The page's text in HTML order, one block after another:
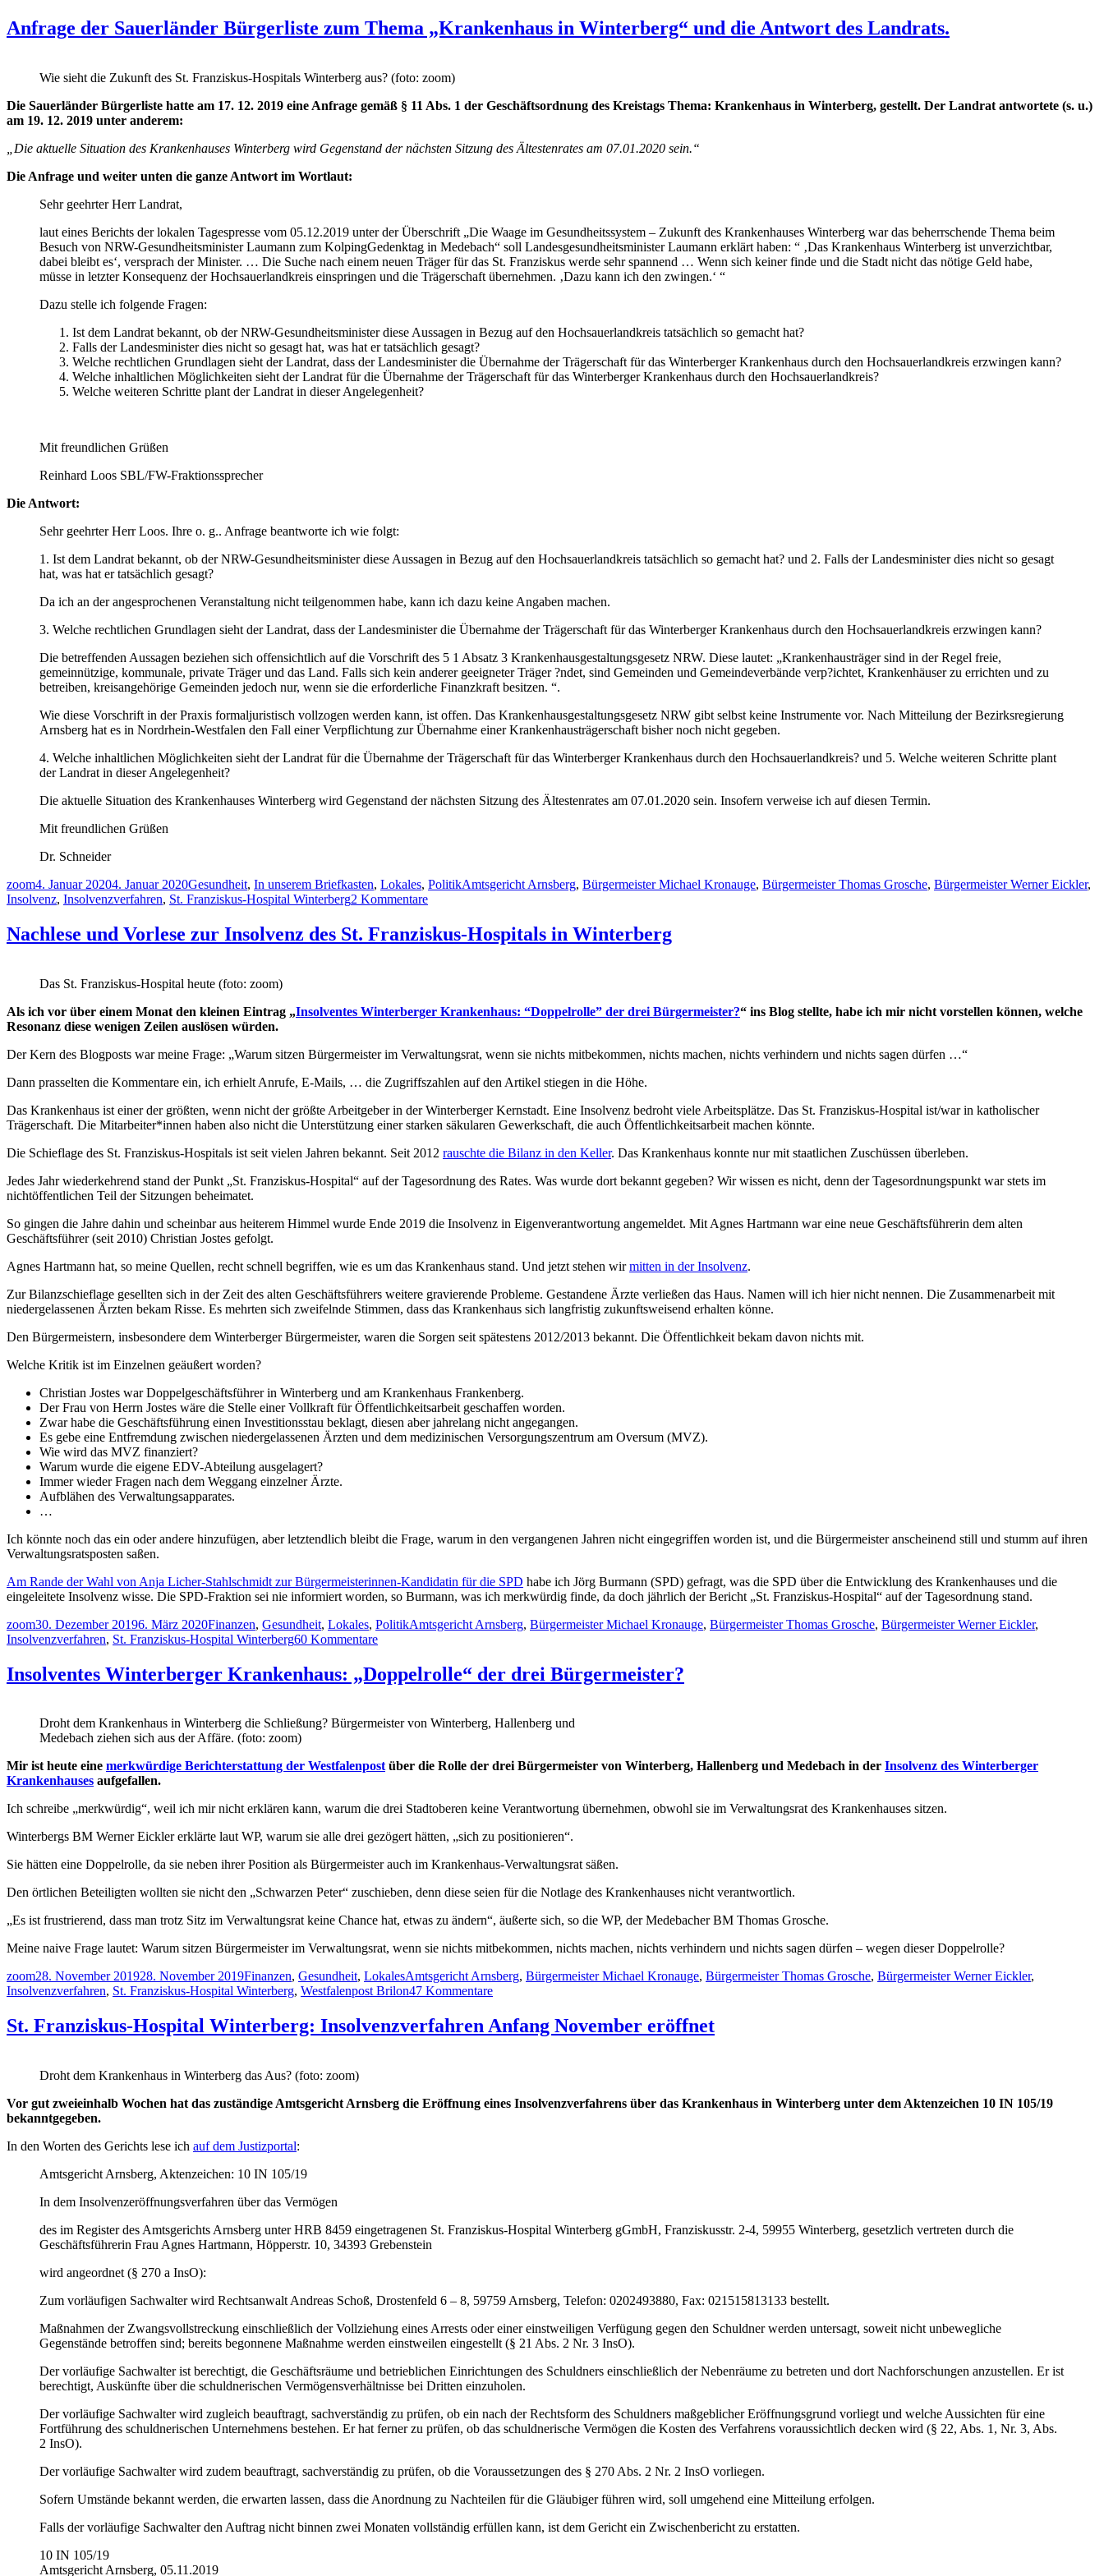
Anfrage der Sauerländer Bürgerliste zum Thema „Krankenhaus in Winterberg“ und die Antwort des Landrats.
Wie sieht die Zukunft des St. Franziskus-Hospitals Winterberg aus? (foto: zoom)
Die Sauerländer Bürgerliste hatte am 17. 12. 2019 eine Anfrage gemäß § 11 Abs. 1 der Geschäftsordnung des Kreistags Thema: Krankenhaus in Winterberg, gestellt. Der Landrat antwortete (s. u.)
am 19. 12. 2019 unter anderem:
„Die aktuelle Situation des Krankenhauses Winterberg wird Gegenstand der nächsten Sitzung des Ältestenrates am 07.01.2020 sein.“
Die Anfrage und weiter unten die ganze Antwort im Wortlaut:
Sehr geehrter Herr Landrat,
laut eines Berichts der lokalen Tagespresse vom 05.12.2019 unter der Überschrift „Die Waage im Gesundheitssystem – Zukunft des Krankenhauses Winterberg war das beherrschende Thema beim
Besuch von NRW-Gesundheitsminister Laumann zum KolpingGedenktag in Medebach“ soll Landesgesundheitsminister Laumann erklärt haben: “ ‚Das Krankenhaus Winterberg ist unverzichtbar,
dabei bleibt es‘, versprach der Minister. … Die Suche nach einem neuen Träger für das St. Franziskus werde sehr spannend … Wenn sich keiner finde und die Stadt nicht das nötige Geld habe,
müsse in letzter Konsequenz der Hochsauerlandkreis einspringen und die Trägerschaft übernehmen. ‚Dazu kann ich den zwingen.‘ “
Dazu stelle ich folgende Fragen:
Ist dem Landrat bekannt, ob der NRW-Gesundheitsminister diese Aussagen in Bezug auf den Hochsauerlandkreis tatsächlich so gemacht hat?
Falls der Landesminister dies nicht so gesagt hat, was hat er tatsächlich gesagt?
Welche rechtlichen Grundlagen sieht der Landrat, dass der Landesminister die Übernahme der Trägerschaft für das Winterberger Krankenhaus durch den Hochsauerlandkreis erzwingen kann?
Welche inhaltlichen Möglichkeiten sieht der Landrat für die Übernahme der Trägerschaft für das Winterberger Krankenhaus durch den Hochsauerlandkreis?
Welche weiteren Schritte plant der Landrat in dieser Angelegenheit?
Mit freundlichen Grüßen
Reinhard Loos SBL/FW-Fraktionssprecher
Die Antwort:
Sehr geehrter Herr Loos. Ihre o. g.. Anfrage beantworte ich wie folgt:
1. Ist dem Landrat bekannt, ob der NRW-Gesundheitsminister diese Aussagen in Bezug auf den Hochsauerlandkreis tatsächlich so gemacht hat? und 2. Falls der Landesminister dies nicht so gesagt
hat, was hat er tatsächlich gesagt?
Da ich an der angesprochenen Veranstaltung nicht teilgenommen habe, kann ich dazu keine Angaben machen.
3. Welche rechtlichen Grundlagen sieht der Landrat, dass der Landesminister die Übernahme der Trägerschaft für das Winterberger Krankenhaus durch den Hochsauerlandkreis erzwingen kann?
Die betreffenden Aussagen beziehen sich offensichtlich auf die Vorschrift des 5 1 Absatz 3 Krankenhausgestaltungsgesetz NRW. Diese lautet: „Krankenhausträger sind in der Regel freie,
gemeinnützige, kommunale, private Träger und das Land. Falls sich kein anderer geeigneter Träger ?ndet, sind Gemeinden und Gemeindeverbände verp?ichtet, Krankenhäuser zu errichten und zu
betreiben, kreisangehörige Gemeinden jedoch nur, wenn sie die erforderliche Finanzkraft besitzen. “.
Wie diese Vorschrift in der Praxis formaljuristisch vollzogen werden kann, ist offen. Das Krankenhausgestaltungsgesetz NRW gibt selbst keine Instrumente vor. Nach Mitteilung der Bezirksregierung
Arnsberg hat es in Nordrhein-Westfalen den Fall einer Verpflichtung zur Übernahme einer Krankenhausträgerschaft bisher noch nicht gegeben.
4. Welche inhaltlichen Möglichkeiten sieht der Landrat für die Übernahme der Trägerschaft für das Winterberger Krankenhaus durch den Hochsauerlandkreis? und 5. Welche weiteren Schritte plant
der Landrat in dieser Angelegenheit?
Die aktuelle Situation des Krankenhauses Winterberg wird Gegenstand der nächsten Sitzung des Ältestenrates am 07.01.2020 sein. Insofern verweise ich auf diesen Termin.
Mit freundlichen Grüßen
Dr. Schneider
Autor
zoomVeröffentlicht
am
4. Januar 20204. Januar 2020Kategorien
Gesundheit, In unserem Briefkasten, Lokales, PolitikSchlagwörter
Amtsgericht Arnsberg, Bürgermeister Michael Kronauge, Bürgermeister Thomas Grosche, Bürgermeister Werner Eickler,
Insolvenz, Insolvenzverfahren, St. Franziskus-Hospital Winterberg2 Kommentarezu
der
Sauerländer
in
die
Antwort
des
Landrats.
Nachlese und Vorlese zur Insolvenz des St. Franziskus-Hospitals in Winterberg
Das St. Franziskus-Hospital heute (foto: zoom)
Als ich vor über einem Monat den kleinen Eintrag „Insolventes Winterberger Krankenhaus: “Doppelrolle” der drei Bürgermeister?“ ins Blog stellte, habe ich mir nicht vorstellen können, welche
Resonanz diese wenigen Zeilen auslösen würden.
Der Kern des Blogposts war meine Frage: „Warum sitzen Bürgermeister im Verwaltungsrat, wenn sie nichts mitbekommen, nichts machen, nichts verhindern und nichts sagen dürfen …“
Dann prasselten die Kommentare ein, ich erhielt Anrufe, E-Mails, … die Zugriffszahlen auf den Artikel stiegen in die Höhe.
Das Krankenhaus ist einer der größten, wenn nicht der größte Arbeitgeber in der Winterberger Kernstadt. Eine Insolvenz bedroht viele Arbeitsplätze. Das St. Franziskus-Hospital ist/war in katholischer
Trägerschaft. Die Mitarbeiter*innen haben also nicht die Unterstützung einer starken säkularen Gewerkschaft, die auch Öffentlichkeitsarbeit machen könnte.
Die Schieflage des St. Franziskus-Hospitals ist seit vielen Jahren bekannt. Seit 2012 rauschte die Bilanz in den Keller. Das Krankenhaus konnte nur mit staatlichen Zuschüssen überleben.
Jedes Jahr wiederkehrend stand der Punkt „St. Franziskus-Hospital“ auf der Tagesordnung des Rates. Was wurde dort bekannt gegeben? Wir wissen es nicht, denn der Tagesordnungspunkt war stets im
nichtöffentlichen Teil der Sitzungen beheimatet.
So gingen die Jahre dahin und scheinbar aus heiterem Himmel wurde Ende 2019 die Insolvenz in Eigenverantwortung angemeldet. Mit Agnes Hartmann war eine neue Geschäftsführerin dem alten
Geschäftsführer (seit 2010) Christian Jostes gefolgt.
Agnes Hartmann hat, so meine Quellen, recht schnell begriffen, wie es um das Krankenhaus stand. Und jetzt stehen wirmitten in der Insolvenz.
Zur Bilanzschieflage gesellten sich in der Zeit des alten Geschäftsführers weitere gravierende Probleme. Gestandene Ärzte verließen das Haus. Namen will ich hier nicht nennen. Die Zusammenarbeit mit
niedergelassenen Ärzten bekam Risse. Es mehrten sich zweifelnde Stimmen, dass das Krankenhaus sich langfristig zukunftsweisend erhalten könne.
Den Bürgermeistern, insbesondere dem Winterberger Bürgermeister, waren die Sorgen seit spätestens 2012/2013 bekannt. Die Öffentlichkeit bekam davon nichts mit.
Welche Kritik ist im Einzelnen geäußert worden?
Christian Jostes war Doppelgeschäftsführer in Winterberg und am Krankenhaus Frankenberg.
Der Frau von Herrn Jostes wäre die Stelle einer Vollkraft für Öffentlichkeitsarbeit geschaffen worden.
Zwar habe die Geschäftsführung einen Investitionsstau beklagt, diesen aber jahrelang nicht angegangen.
Es gebe eine Entfremdung zwischen niedergelassenen Ärzten und dem medizinischen Versorgungszentrum am Oversum (MVZ).
Wie wird das MVZ finanziert?
Warum wurde die eigene EDV-Abteilung ausgelagert?
Immer wieder Fragen nach dem Weggang einzelner Ärzte.
Aufblähen des Verwaltungsapparates.
…
Ich könnte noch das ein oder andere hinzufügen, aber letztendlich bleibt die Frage, warum in den vergangenen Jahren nicht eingegriffen worden ist, und die Bürgermeister anscheinend still und stumm auf ihren
Verwaltungsratsposten saßen.
Am Rande der Wahl von Anja Licher-Stahlschmidt zur Bürgermeisterinnen-Kandidatin für die SPD habe ich Jörg Burmann (SPD) gefragt, was die SPD über die Entwicklung des Krankenhauses und die
eingeleitete Insolvenz wisse. Die SPD-Fraktion sei nie informiert worden, so Burmann, was ich merkwürdig finde, da doch jährlich der Bericht „St. Franziskus-Hospital“ auf der Tagesordnung stand.
Autor
zoomVeröffentlicht
am
30. Dezember 20196. März 2020Kategorien
Finanzen, Gesundheit, Lokales, PolitikSchlagwörter
Amtsgericht Arnsberg, Bürgermeister Michael Kronauge, Bürgermeister Thomas Grosche, Bürgermeister Werner Eickler,
Insolvenzverfahren, St. Franziskus-Hospital Winterberg60 Kommentarezu
Vorlese
des
Hospitals
Winterberg
Insolventes Winterberger Krankenhaus: „Doppelrolle“ der drei Bürgermeister?
Droht dem Krankenhaus in Winterberg die Schließung? Bürgermeister von Winterberg, Hallenberg und
Medebach ziehen sich aus der Affäre. (foto: zoom)
Mir ist heute eine merkwürdige Berichterstattung der Westfalenpostüber die Rolle der drei Bürgermeister von Winterberg, Hallenberg und Medebach in der Insolvenz des Winterberger
Krankenhauses aufgefallen.
Ich schreibe „merkwürdig“, weil ich mir nicht erklären kann, warum die drei Stadtoberen keine Verantwortung übernehmen, obwohl sie im Verwaltungsrat des Krankenhauses sitzen.
Winterbergs BM Werner Eickler erklärte laut WP, warum sie alle drei gezögert hätten, „sich zu positionieren“.
Sie hätten eine Doppelrolle, da sie neben ihrer Position als Bürgermeister auch im Krankenhaus-Verwaltungsrat säßen.
Den örtlichen Beteiligten wollten sie nicht den „Schwarzen Peter“ zuschieben, denn diese seien für die Notlage des Krankenhauses nicht verantwortlich.
„Es ist frustrierend, dass man trotz Sitz im Verwaltungsrat keine Chance hat, etwas zu ändern“, äußerte sich, so die WP, der Medebacher BM Thomas Grosche.
Meine naive Frage lautet: Warum sitzen Bürgermeister im Verwaltungsrat, wenn sie nichts mitbekommen, nichts machen, nichts verhindern und nichts sagen dürfen – wegen dieser Doppelrolle?
Autor
zoomVeröffentlicht
am
28. November 201928. November 2019Kategorien
Finanzen, Gesundheit, LokalesSchlagwörter
Amtsgericht Arnsberg, Bürgermeister Michael Kronauge, Bürgermeister Thomas Grosche, Bürgermeister Werner Eickler,
Insolvenzverfahren, St. Franziskus-Hospital Winterberg, Westfalenpost Brilon47 Kommentarezu
Winterberger
Krankenhaus:
St. Franziskus-Hospital Winterberg: Insolvenzverfahren Anfang November eröffnet
Droht dem Krankenhaus in Winterberg das Aus? (foto: zoom)
Vor gut zweieinhalb Wochen hat das zuständige Amtsgericht Arnsberg die Eröffnung eines Insolvenzverfahrens über das Krankenhaus in Winterberg unter dem Aktenzeichen 10 IN 105/19
bekanntgegeben.
In den Worten des Gerichts lese ich auf dem Justizportal:
Amtsgericht Arnsberg, Aktenzeichen: 10 IN 105/19
In dem Insolvenzeröffnungsverfahren über das Vermögen
des im Register des Amtsgerichts Arnsberg unter HRB 8459 eingetragenen St. Franziskus-Hospital Winterberg gGmbH, Franziskusstr. 2-4, 59955 Winterberg, gesetzlich vertreten durch die
Geschäftsführerin Frau Agnes Hartmann, Höpperstr. 10, 34393 Grebenstein
wird angeordnet (§ 270 a InsO):
Zum vorläufigen Sachwalter wird Rechtsanwalt Andreas Schoß, Drostenfeld 6 – 8, 59759 Arnsberg, Telefon: 0202493880, Fax: 021515813133 bestellt.
Maßnahmen der Zwangsvollstreckung einschließlich der Vollziehung eines Arrests oder einer einstweiligen Verfügung gegen den Schuldner werden untersagt, soweit nicht unbewegliche
Gegenstände betroffen sind; bereits begonnene Maßnahme werden einstweilen eingestellt (§ 21 Abs. 2 Nr. 3 InsO).
Der vorläufige Sachwalter ist berechtigt, die Geschäftsräume und betrieblichen Einrichtungen des Schuldners einschließlich der Nebenräume zu betreten und dort Nachforschungen anzustellen. Er ist
berechtigt, Auskünfte über die schuldnerischen Vermögensverhältnisse bei Dritten einzuholen.
Der vorläufige Sachwalter wird zugleich beauftragt, sachverständig zu prüfen, ob ein nach der Rechtsform des Schuldners maßgeblicher Eröffnungsgrund vorliegt und welche Aussichten für eine
Fortführung des schuldnerischen Unternehmens bestehen. Er hat ferner zu prüfen, ob das schuldnerische Vermögen die Kosten des Verfahrens voraussichtlich decken wird (§ 22, Abs. 1, Nr. 3, Abs.
2 InsO).
Der vorläufige Sachwalter wird zudem beauftragt, sachverständig zu prüfen, ob die Voraussetzungen des § 270 Abs. 2 Nr. 2 InsO vorliegen.
Sofern Umstände bekannt werden, die erwarten lassen, dass die Anordnung zu Nachteilen für die Gläubiger führen wird, soll umgehend eine Mitteilung erfolgen.
Falls der vorläufige Sachwalter den Auftrag nicht binnen zwei Monaten vollständig erfüllen kann, ist dem Gericht ein Zwischenbericht zu erstatten.
10 IN 105/19
Amtsgericht Arnsberg, 05.11.2019